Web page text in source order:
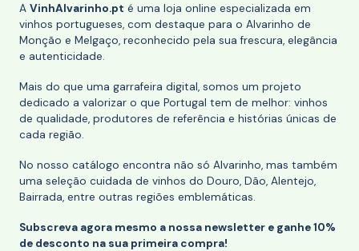
A VinhAlvarinho.pt é uma loja online especializada em
vinhos portugueses, com destaque para o Alvarinho de
Monção e Melgaço, reconhecido pela sua frescura, elegância
e autenticidade.
Mais do que uma garrafeira digital, somos um projeto
dedicado a valorizar o que Portugal tem de melhor: vinhos
de qualidade, produtores de referência e histórias únicas de
cada região.
No nosso catálogo encontra não só Alvarinho, mas também
uma seleção cuidada de vinhos do Douro, Dão, Alentejo,
Bairrada, entre outras regiões emblemáticas.
Subscreva agora mesmo a nossa newsletter e ganhe 10%
de desconto na sua primeira compra!